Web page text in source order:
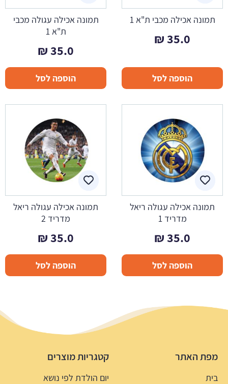
תמונה אכילה מכבי ת"א 1
35.0
₪
הוספה לסל
תמונה אכילה עגולה מכבי
ת"א 1
35.0
₪
הוספה לסל
תמונה אכילה עגולה ריאל
מדריד 1
35.0
₪
הוספה לסל
תמונה אכילה עגולה ריאל
מדריד 2
35.0
₪
הוספה לסל
מפת האתר
בית
קטגריות מוצרים
יום הולדת לפי נושא